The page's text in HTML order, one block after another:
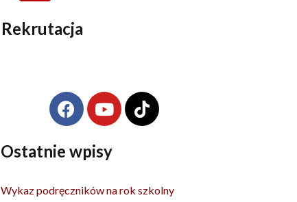
Rekrutacja
F
a
e
o
Y
o
t
b
T
i
k
Ostatnie wpisy
Wykaz podręczników na rok szkolny